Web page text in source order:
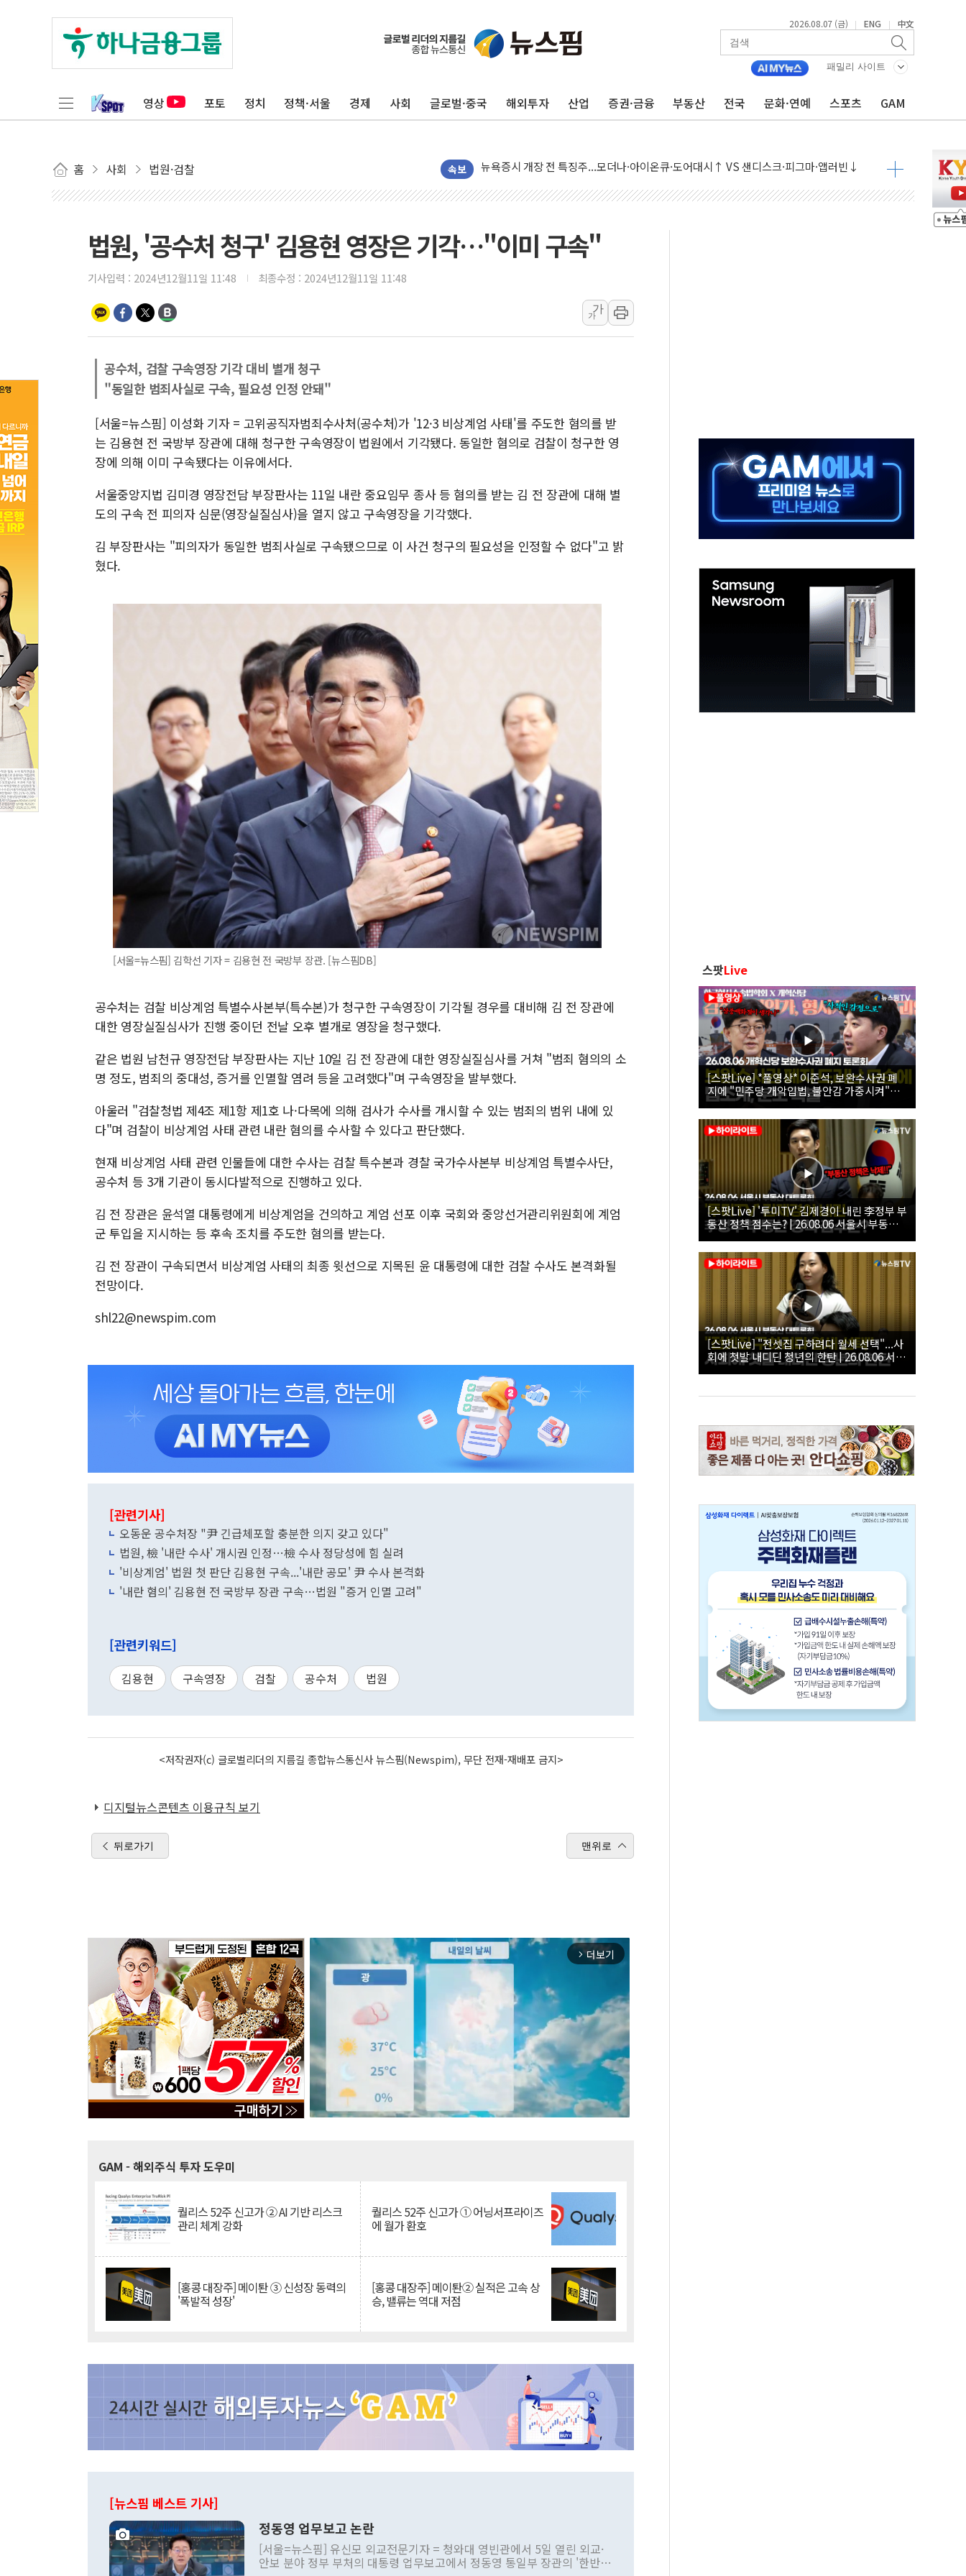
2026.08.07 (금) | ENG | 中文
패밀리 사이트
영상 포토 정치 정책·서울 경제 사회 글로벌·중국 해외투자 산업 증권·금융 부동산 전국 문화·연예 스포츠 GAM
홈 사회 법원·검찰 속보
리투아니아 국방 "러, 우크라 드론으로 나토 회원국 공격 검토… 거짓 깃발 작전"
구광모, 내주 실리콘밸리서 젠슨 황 재회…로봇·AI 데이터센터·모빌리티 구체화
김정관 장관 "영업이익 N% 성과급 반대…상법·자본시장법 개정 논의"
뉴욕증시 프리뷰, 미 주가선물 AI주 차익실현 속 혼조세...웨스턴디지털·샌디스크↓
금값 7주 만에 최고…美 고용 둔화·호르무즈 재개방 기대에 강세
[인도증시] 중동 긴장 완화에 실적 호조까지, 상승...호실적 보고 기업 상승세 뚜렷
[베트남 증시] 지수 하락 속 'DGC' 임시 주총 기대감에 홀로 상한가…마진 잔액은 사상 최고
'월가의 황제' 다이먼 "금융시장 레버리지 위험수위…숨은 차입이 더 큰 변수"
양주 섬유염색공장서 화재 1명 중상…대응 1단계 진압 중
우크라 드론 전술, 중남미 콜롬비아에 새 안보 위기… 반군·마약카르텔이 습득해 전투 활용
동해해경, 독도 해상서 부유물 감긴 어선 구조
주한미군 "오산기지 누출, 백린 아닌 무해한 표면 부식 물질"
구미 폐염산처리업체서 불 2시간30여분만에 진화...외국인 노동자 숨져
법원, '공수처 청구' 김용현 영장은 기각…"이미 구속"
기사입력 : 2024년12월11일 11:48 최종수정 : 2024년12월11일 11:48
가
가
공수처, 검찰 구속영장 기각 대비 별개 청구
"동일한 범죄사실로 구속, 필요성 인정 안돼"
[서울=뉴스핌] 이성화 기자 = 고위공직자범죄수사처(공수처)가 '12·3 비상계엄 사태'를 주도한 혐의를 받
는 김용현 전 국방부 장관에 대해 청구한 구속영장이 법원에서 기각됐다. 동일한 혐의로 검찰이 청구한 영
장에 의해 이미 구속됐다는 이유에서다.
서울중앙지법 김미경 영장전담 부장판사는 11일 내란 중요임무 종사 등 혐의를 받는 김 전 장관에 대해 별
도의 구속 전 피의자 심문(영장실질심사)을 열지 않고 구속영장을 기각했다.
김 부장판사는 "피의자가 동일한 범죄사실로 구속됐으므로 이 사건 청구의 필요성을 인정할 수 없다"고 밝
혔다.
[서울=뉴스핌] 김학선 기자 = 김용현 전 국방부 장관. [뉴스핌DB]
공수처는 검찰 비상계엄 특별수사본부(특수본)가 청구한 구속영장이 기각될 경우를 대비해 김 전 장관에
대한 영장실질심사가 진행 중이던 전날 오후 별개로 영장을 청구했다.
같은 법원 남천규 영장전담 부장판사는 지난 10일 김 전 장관에 대한 영장실질심사를 거쳐 "범죄 혐의의 소
명 정도, 범죄의 중대성, 증거를 인멸할 염려 등을 고려했다"며 구속영장을 발부했다.
아울러 "검찰청법 제4조 제1항 제1호 나·다목에 의해 검사가 수사를 개시할 수 있는 범죄의 범위 내에 있
다"며 검찰이 비상계엄 사태 관련 내란 혐의를 수사할 수 있다고 판단했다.
현재 비상계엄 사태 관련 인물들에 대한 수사는 검찰 특수본과 경찰 국가수사본부 비상계엄 특별수사단,
공수처 등 3개 기관이 동시다발적으로 진행하고 있다.
김 전 장관은 윤석열 대통령에게 비상계엄을 건의하고 계엄 선포 이후 국회와 중앙선거관리위원회에 계엄
군 투입을 지시하는 등 후속 조치를 주도한 혐의를 받는다.
김 전 장관이 구속되면서 비상계엄 사태의 최종 윗선으로 지목된 윤 대통령에 대한 검찰 수사도 본격화될
전망이다.
shl22@newspim.com
[관련기사]
오동운 공수처장 "尹 긴급체포할 충분한 의지 갖고 있다"
법원, 檢 '내란 수사' 개시권 인정…檢 수사 정당성에 힘 실려
'비상계엄' 법원 첫 판단 김용현 구속...'내란 공모' 尹 수사 본격화
'내란 혐의' 김용현 전 국방부 장관 구속…법원 "증거 인멸 고려"
[관련키워드]
김용현 구속영장 검찰 공수처 법원
<저작권자(c) 글로벌리더의 지름길 종합뉴스통신사 뉴스핌(Newspim), 무단 전재-재배포 금지>
디지털뉴스콘텐츠 이용규칙 보기
뒤로가기 맨위로
arrow_forward_ios 더보기
GAM - 해외주식 투자 도우미
퀄리스 52주 신고가 ② AI 기반 리스크
관리 체계 강화
퀄리스 52주 신고가 ① 어닝서프라이즈
에 월가 환호
[홍콩 대장주] 메이퇀 ③ 신성장 동력의
'폭발적 성장'
[홍콩 대장주] 메이퇀② 실적은 고속 상
승, 밸류는 역대 저점
[뉴스핌 베스트 기사]
정동영 업무보고 논란
[서울=뉴스핌] 유신모 외교전문기자 = 청와대 영빈관에서 5일 열린 외교·
안보 분야 정부 부처의 대통령 업무보고에서 정동영 통일부 장관의 '한반도
스팟Live
[스팟Live] *풀영상* 이준석, 보완수사권 폐
지에 "민주당 개악입법, 불안감 가중시켜"｜
26.08.06 개혁신당 보완수사권 폐지 토론회
[스팟Live] '투미TV' 김제경이 내린 李정부 부
동산 정책 점수는? | 26.08.06 서울시 부동산
대토론회
[스팟Live] "전셋집 구하려다 월세 선택"...사
회에 첫발 내디딘 청년의 한탄 | 26.08.06 서울
시 부동산 대토론회